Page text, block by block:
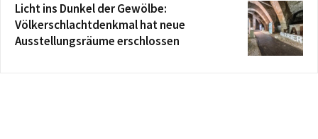
Licht ins Dunkel der Gewölbe:
Völkerschlachtdenkmal hat neue
Ausstellungsräume erschlossen